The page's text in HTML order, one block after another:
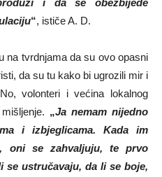
“, ističe A. D.
na tvrdnjama da su ovo opasni
da su tu kako bi ugrozili mir i
volonteri i većina lokalnog
„Ja nemam nijedno
i izbjeglicama. Kada im
oni se zahvaljuju, te prvo
ustručavaju, da li se boje,